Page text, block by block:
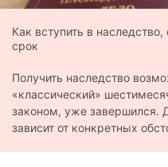
Как вступить в
срок
Получить наследство
«классический»
законом, уже завершился.
зависит от конкретных